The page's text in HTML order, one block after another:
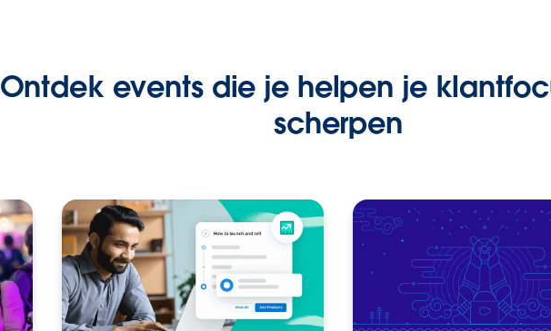
Ontdek events die je helpen je
scherpen